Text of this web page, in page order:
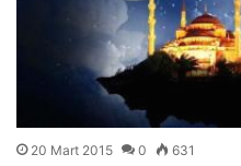
20 Mart 2015 0 631